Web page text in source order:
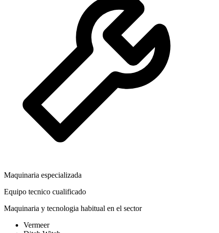
Maquinaria especializada
Equipo tecnico cualificado
Maquinaria y tecnologia habitual en el sector
Vermeer